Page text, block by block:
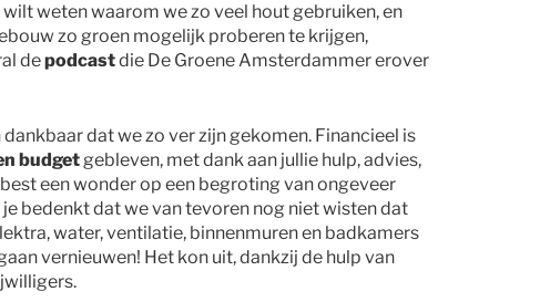
weten waarom we zo veel hout gebruiken, en
zo groen mogelijk proberen te krijgen,
depodcastdie De Groene Amsterdammer erover
dankbaar dat we zo ver zijn gekomen. Financieel is
budgetgebleven, met dank aan jullie hulp, advies,
een wonder op een begroting van ongeveer
je bedenkt dat we van tevoren nog niet wisten dat
water, ventilatie, binnenmuren en badkamers
vernieuwen! Het kon uit, dankzij de hulp van